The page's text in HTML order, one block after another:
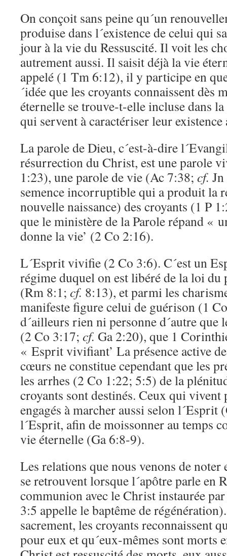
On conçoit sans peine qu´un
produise dans l´existence de celui qui
jour à la vie du Ressuscité. Il voit les
autrement aussi. Il saisit déjà la vie
appelé (1 Tm 6:12), il y participe en
´idée que les croyants connaissent dès
éternelle se trouve-t-elle incluse dans
qui servent à caractériser leur existence
La parole de Dieu, c´est-à-dire
résurrection du Christ, est une parole
1:23), une parole de vie (Ac 7:38; cf.
semence incorruptible qui a produit la
nouvelle naissance) des croyants (1 P
que le ministère de la Parole répand «
donne la vie’ (2 Co 2:16).
L´Esprit vivifie (2 Co 3:6). C´est un
régime duquel on est libéré de la loi du
(Rm 8:1; cf. 8:13), et parmi les
manifeste figure celui de guérison (1
d´ailleurs rien ni personne d´autre que
(2 Co 3:17; cf. Ga 2:20), que 1
« Esprit vivifiant’ La présence active
cœurs ne constitue cependant que les
les arrhes (2 Co 1:22; 5:5) de la
croyants sont destinés. Ceux qui vivent
engagés à marcher aussi selon l´Esprit
l´Esprit, afin de moissonner au temps
vie éternelle (Ga 6:8-9).
Les relations que nous venons de
se retrouvent lorsque l´apôtre parle en
communion avec le Christ instaurée
3:5 appelle le baptême de
sacrement, les croyants reconnaissent
pour eux et qu´eux-mêmes sont morts